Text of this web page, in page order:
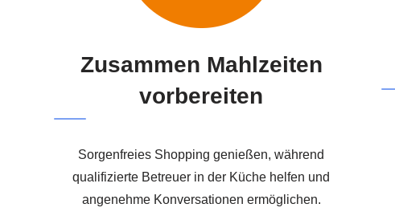
Zusammen Mahlzeiten
vorbereiten
Sorgenfreies Shopping genießen, während
qualifizierte Betreuer in der Küche helfen und
angenehme Konversationen ermöglichen.